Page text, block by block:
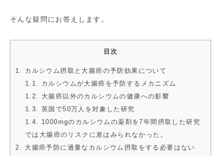
そんな疑問にお答えします。
目次
1. カルシウム摂取と大腸癌の予防効果について
1.1. カルシウムが大腸癌を予防するメカニズム
1.2. 大腸癌以外のカルシウムの健康への影響
1.3. 英国で50万人を対象した研究
1.4. 1000mgのカルシウムの薬剤を7年間摂取した研究
では大腸癌のリスクに差はみられなかった。
2. 大腸癌予防に過量なカルシウム摂取をする必要はない